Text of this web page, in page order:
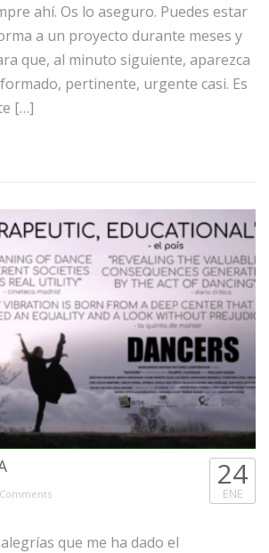
ahí. Os lo aseguro. Puedes estar
a un proyecto durante meses y
que, al minuto siguiente, aparezca
pertinente, urgente casi. Es
[…]
24
ENE
que me ha dado el